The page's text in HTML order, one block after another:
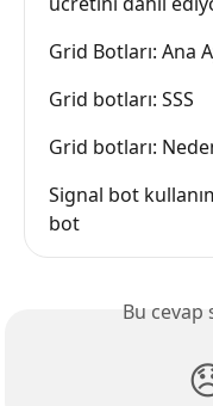
Grid Botları: Ana
Grid botları: SSS
Grid botları:
Signal bot
bot
Bu cevap